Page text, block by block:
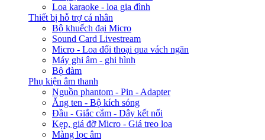
Loa karaoke - loa gia đình
Thiết bị hỗ trợ cá nhân
Bộ khuếch đại Micro
Sound Card Livestream
Micro - Loa đối thoại qua vách ngăn
Máy ghi âm - ghi hình
Bộ đàm
Phụ kiện âm thanh
Nguồn phantom - Pin - Adapter
Ăng ten - Bộ kích sóng
Đầu - Giắc cắm - Dây kết nối
Kẹp, giá đỡ Micro - Giá treo loa
Màng lọc âm